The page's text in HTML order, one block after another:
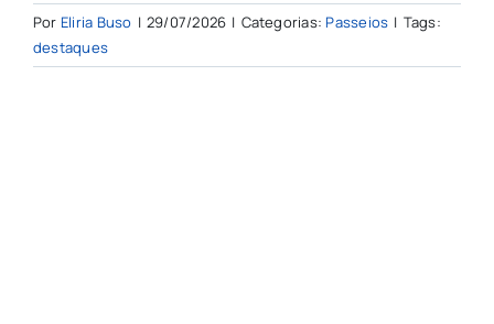
Por Eliria Buso | 29/07/2026 | Categorias:Passeios | Tags:
destaques